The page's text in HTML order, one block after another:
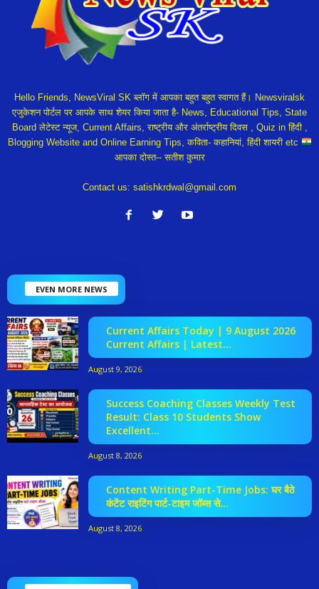
Hello Friends, NewsViral SK ब्लॉग में आपका बहुत बहुत स्वागत हैं। Newsviralsk
एजुकेशन पोर्टल पर आपके साथ शेयर किया जाता है- News, Educational Tips, State
Board लेटेस्ट न्यूज, Current Affairs, राष्ट्रीय और अंतर्राष्ट्रीय दिवस , Quiz in हिंदी ,
Blogging Website and Online Earning Tips, कविता- कहानियां, हिंदी शायरी etc
आपका दोस्त-- सतीश कुमार
Contact us: satishkrdwal@gmail.com
EVEN MORE NEWS
Current Affairs Today | 9 August 2026
Current Affairs | Latest...
August 9, 2026
Success Coaching Classes Weekly Test
Result: Class 10 Students Show
Excellent...
August 8, 2026
Content Writing Part-Time Jobs: घर बैठे
कंटेंट राइटिंग पार्ट-टाइम जॉब्स से...
August 8, 2026